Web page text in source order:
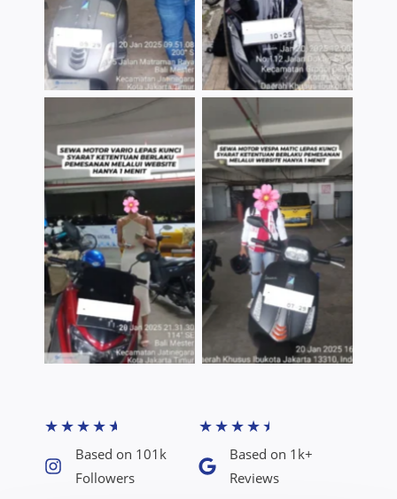
TNo Caption TNo Caption
★★★★★
Based on 101k
Followers​
★★★★★
Based on 1k+
Reviews​